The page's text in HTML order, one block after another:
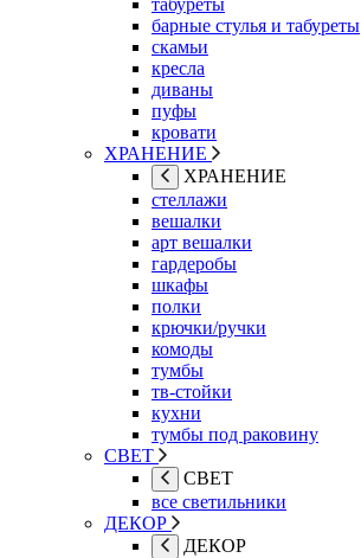
табуреты
барные стулья и табуреты
скамьи
кресла
диваны
пуфы
кровати
ХРАНЕНИЕ
ХРАНЕНИЕ
стеллажи
вешалки
арт вешалки
гардеробы
шкафы
полки
крючки/ручки
комоды
тумбы
тв-стойки
кухни
тумбы под раковину
СВЕТ
СВЕТ
все светильники
ДЕКОР
ДЕКОР